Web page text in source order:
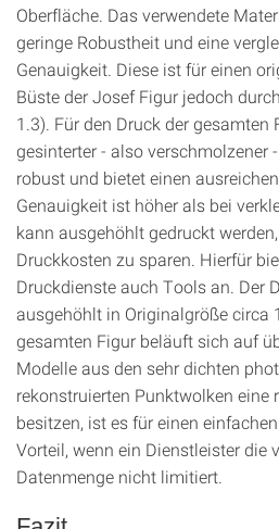
Oberfläche. Das verwendete
geringe Robustheit und eine
Genauigkeit. Diese ist für einen
Büste der Josef Figur jedoch
1.3). Für den Druck der gesamten
gesinterter - also verschmolzener
robust und bietet einen
Genauigkeit ist höher als bei
kann ausgehöhlt gedruckt
Druckkosten zu sparen. Hierfür
Druckdienste auch Tools an. Der
ausgehöhlt in Originalgröße circa
gesamten Figur beläuft sich auf
Modelle aus den sehr dichten
rekonstruierten Punktwolken eine
besitzen, ist es für einen
Vorteil, wenn ein Dienstleister die
Datenmenge nicht limitiert.